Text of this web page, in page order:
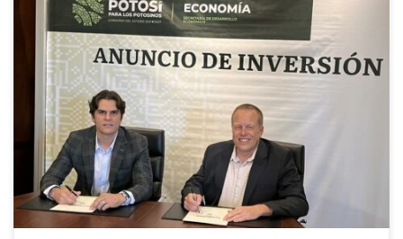
. – Neuer Standort, der speziell auf die wichtigsten
Zukunftsthemen der Automobilindustrie ausgerichtet ist:
Nachhaltigkeit und Elektromobilität – exklusives Serviceangebot für
den Bedarf an leichteren Fahrzeugen – Ausbau der führenden
Marktposition bei Aluminium- und Stahl-Service-Centern in Mexiko
– thyssenkrupp Materials Services mit einem
Gesamtinvestitionsvolumen von rund 100 Mio. Euro im […]